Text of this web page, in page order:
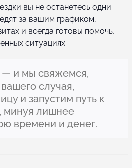
вы не останетесь одни:
за вашим графиком,
и всегда готовы помочь,
ситуациях.
— и мы свяжемся,
случая,
и запустим путь к
минуя лишнее
времени и денег.